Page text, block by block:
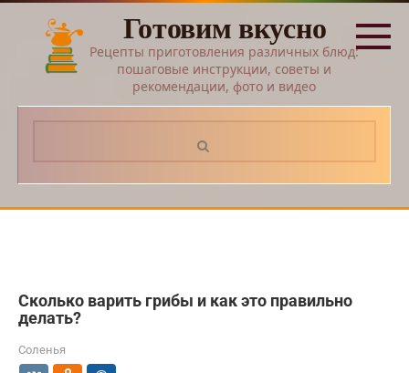
Перейти
контенту
Готовим вкусно
Рецепты приготовления различных блюд:
пошаговые инструкции, советы и
рекомендации, фото и видео
Сколько варить грибы и как это правильно
делать?
Соленья